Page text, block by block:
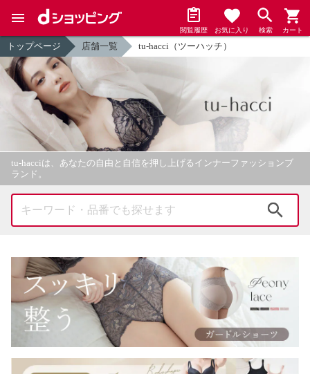
閲覧履歴 お気に入り 検索 カート
トップページ 店舗一覧 tu-hacci（ツーハッチ）
tu-hacciは、あなたの自由と自信を押し上げるインナーファッションブ
ランド。